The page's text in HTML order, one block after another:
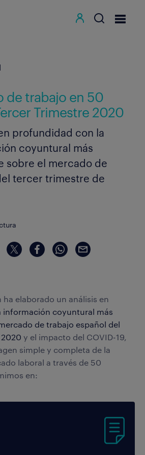
de trabajo en 50
Trimestre 2020
profundidad con la
coyuntural más
sobre el mercado de
tercer trimestre de
ha elaborado un análisis en
información coyuntural más
de trabajo español del
y el impacto del COVID-19,
simple y completa de la
laboral a través de 50
en: